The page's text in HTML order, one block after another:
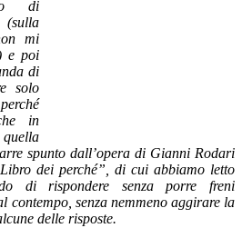
di
mi
e poi
di
solo
in
quella
spunto dall’opera di Gianni Rodari
dei perché”, di cui abbiamo letto
di rispondere senza porre freni
contempo, senza nemmeno aggirare la
delle risposte.